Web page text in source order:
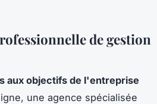
de gestion
aux objectifs de l'entreprise
une agence spécialisée